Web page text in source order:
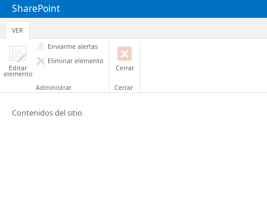
SharePoint
VER
Editar
elemento
Enviarme alertas
Eliminar elemento
Administrar
Cerrar
Cerrar
Contenidos del sitio